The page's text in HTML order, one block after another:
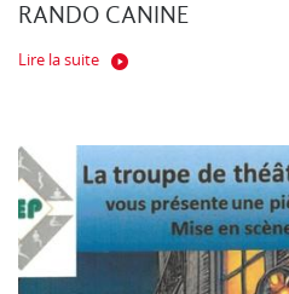
RANDO CANINE
Lire la suite